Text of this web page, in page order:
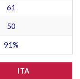
61
50
91%
ITA